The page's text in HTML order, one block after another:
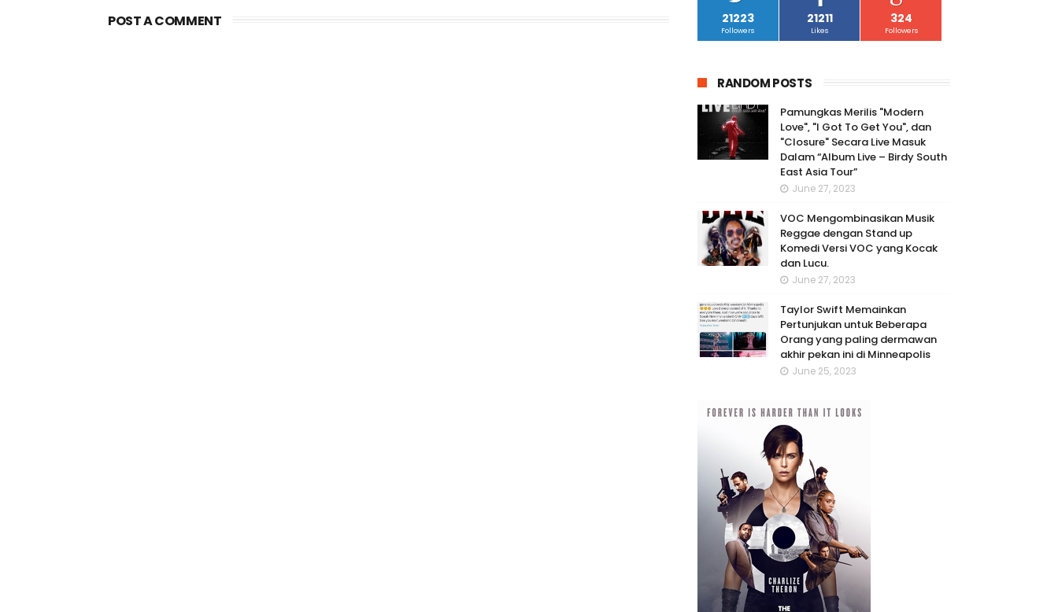
POST A COMMENT 21223
Followers
21211
Likes
324
Followers
RANDOM POSTS
Pamungkas Merilis "Modern
Love", "I Got To Get You", dan
"Closure" Secara Live Masuk
Dalam “Album Live – Birdy South
East Asia Tour”
June 27, 2023
VOC Mengombinasikan Musik
Reggae dengan Stand up
Komedi Versi VOC yang Kocak
dan Lucu.
June 27, 2023
Taylor Swift Memainkan
Pertunjukan untuk Beberapa
Orang yang paling dermawan
akhir pekan ini di Minneapolis
June 25, 2023